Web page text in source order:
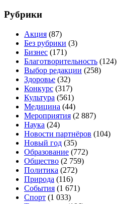
Рубрики
Акция (87)
Без рубрики (3)
Бизнес (171)
Благотворительность (124)
Выбор редакции (258)
Здоровье (32)
Конкурс (317)
Культура (561)
Медицина (44)
Мероприятия (2 887)
Наука (24)
Новости партнёров (104)
Новый год (35)
Образование (772)
Общество (2 759)
Политика (272)
Природа (116)
События (1 671)
Спорт (1 033)